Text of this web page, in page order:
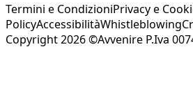
Termini e CondizioniPrivacy e
PolicyAccessibilitàWhistleblowing
Copyright 2026 ©Avvenire P.Iva